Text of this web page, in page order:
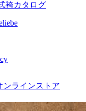
袴カタログ
ンラインストア